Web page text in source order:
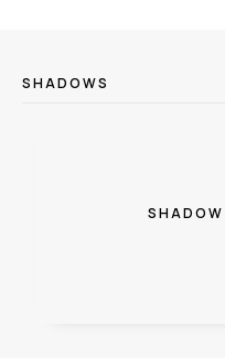
SHADOWS
SHADOW